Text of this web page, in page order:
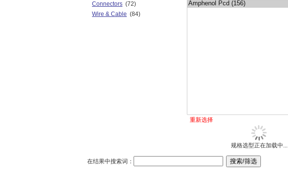
Connectors (72)
Wire & Cable (84)
重新选择
规格选型正在加载中...
在结果中搜索词：